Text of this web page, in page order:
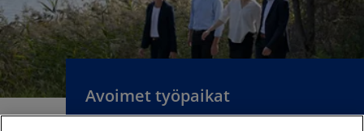
Avoimet työpaikat
o
p
e